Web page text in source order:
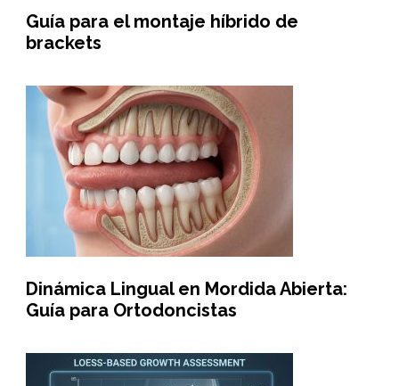
Guía para el montaje híbrido de
brackets
Dinámica Lingual en Mordida Abierta:
Guía para Ortodoncistas